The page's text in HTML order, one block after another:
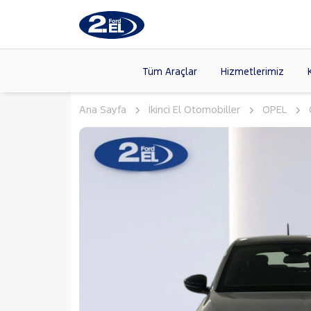
Tüm Araçlar Hizmetlerimiz
Markalar >
Modeller
FORD
Ana Sayfa İkinci El Otomobiller OPEL